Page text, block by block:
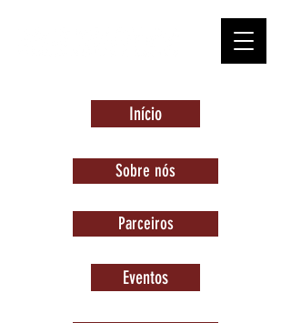
Início
Sobre nós
Parceiros
Eventos